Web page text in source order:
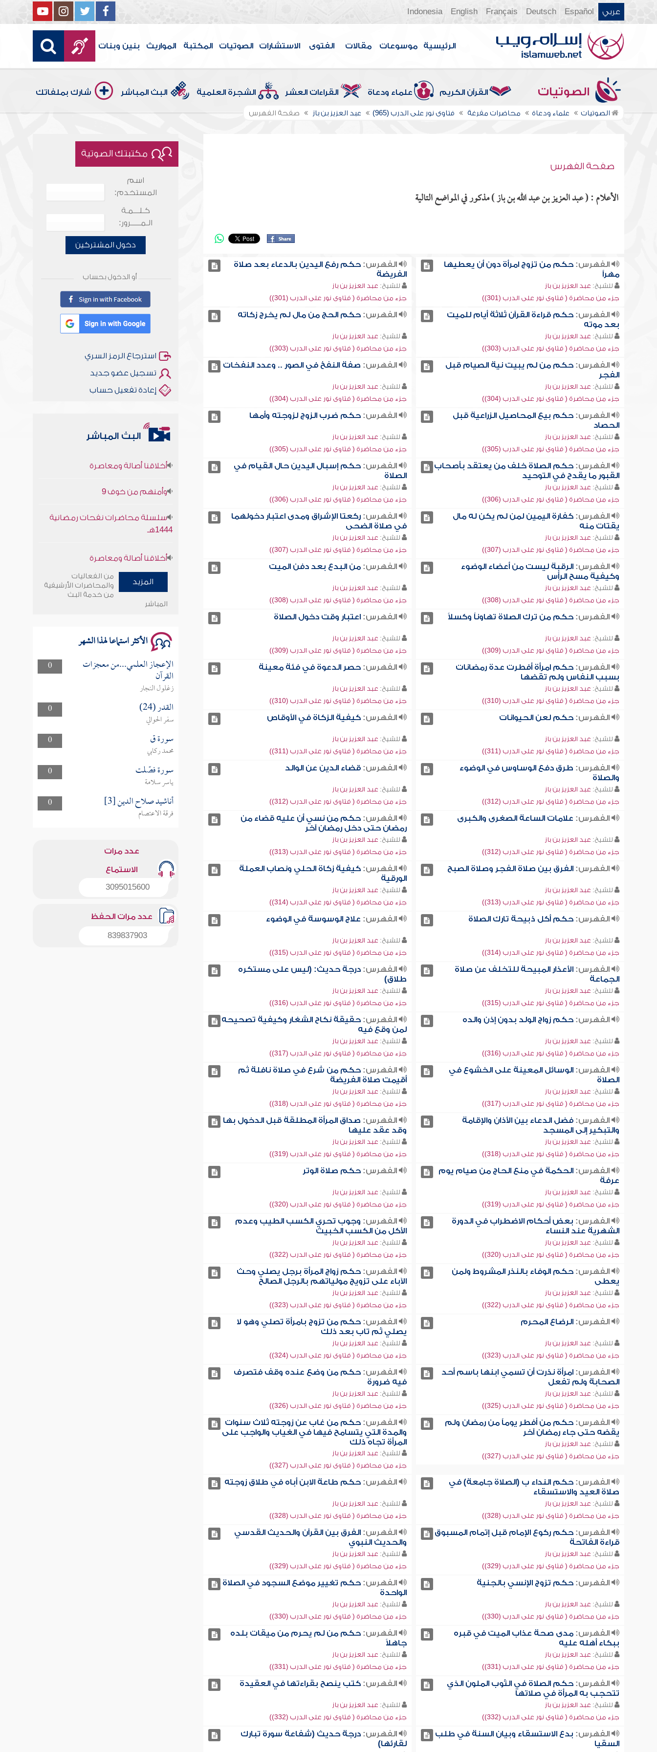
عربي Español
Deutsch
Français
English
Indonesia
الرئيسية موسوعات مقالات الفتوى الاستشارات الصوتيات المكتبة المواريث بنين وبنات
الصوتيات القرآن الكريم علماء ودعاة القراءات العشر الشجرة العلمية البث المباشر شارك بملفاتك
الصوتيات علماء ودعاة محاضرات مفرغة فتاوى نور على الدرب (965) عبد العزيز بن باز صفحة الفهرس
صفحة الفهرس
الأعلام : ( عبد العزيز بن عبد الله بن باز ) مذكور في المواضع التالية
الفهرس:حكم من تزوج امرأة دون أن يعطيها
مهراً
للشيخ: عبد العزيز بن باز
جزء من محاضرة ( فتاوى نور على الدرب (301))
الفهرس: حكم رفع اليدين بالدعاء بعد صلاة
الفريضة
للشيخ: عبد العزيز بن باز
جزء من محاضرة ( فتاوى نور على الدرب (301))
الفهرس:حكم قراءة القرآن ثلاثة أيام للميت
بعد موته
للشيخ: عبد العزيز بن باز
جزء من محاضرة ( فتاوى نور على الدرب (303))
الفهرس: حكم الحج من مال لم يخرج زكاته
للشيخ: عبد العزيز بن باز
جزء من محاضرة ( فتاوى نور على الدرب (303))
الفهرس:حكم من لم يبيت نية الصيام قبل
الفجر
للشيخ: عبد العزيز بن باز
جزء من محاضرة ( فتاوى نور على الدرب (304))
الفهرس: صفة النفخ في الصور .. وعدد النفخات
للشيخ: عبد العزيز بن باز
جزء من محاضرة ( فتاوى نور على الدرب (304))
الفهرس:حكم بيع المحاصيل الزراعية قبل
الحصاد
للشيخ: عبد العزيز بن باز
جزء من محاضرة ( فتاوى نور على الدرب (305))
الفهرس: حكم ضرب الزوج لزوجته وأمها
للشيخ: عبد العزيز بن باز
جزء من محاضرة ( فتاوى نور على الدرب (305))
الفهرس:حكم الصلاة خلف من يعتقد بأصحاب
القبور ما يقدح في التوحيد
للشيخ: عبد العزيز بن باز
جزء من محاضرة ( فتاوى نور على الدرب (306))
الفهرس: حكم إسبال اليدين حال القيام في
الصلاة
للشيخ: عبد العزيز بن باز
جزء من محاضرة ( فتاوى نور على الدرب (306))
الفهرس:كفارة اليمين لمن لم يكن له مال
يقتات منه
للشيخ: عبد العزيز بن باز
جزء من محاضرة ( فتاوى نور على الدرب (307))
الفهرس: ركعتا الإشراق ومدى اعتبار دخولهما
في صلاة الضحى
للشيخ: عبد العزيز بن باز
جزء من محاضرة ( فتاوى نور على الدرب (307))
الفهرس:الرقبة ليست من أعضاء الوضوء
وكيفية مسح الرأس
للشيخ: عبد العزيز بن باز
جزء من محاضرة ( فتاوى نور على الدرب (308))
الفهرس: من البدع بعد دفن الميت
للشيخ: عبد العزيز بن باز
جزء من محاضرة ( فتاوى نور على الدرب (308))
الفهرس:حكم من ترك الصلاة تهاوناً وكسلاً
للشيخ: عبد العزيز بن باز
جزء من محاضرة ( فتاوى نور على الدرب (309))
الفهرس: اعتبار وقت دخول الصلاة
للشيخ: عبد العزيز بن باز
جزء من محاضرة ( فتاوى نور على الدرب (309))
الفهرس:حكم امرأة أفطرت عدة رمضانات
بسبب النفاس ولم تقضها
للشيخ: عبد العزيز بن باز
جزء من محاضرة ( فتاوى نور على الدرب (310))
الفهرس: حصر الدعوة في فئة معينة
للشيخ: عبد العزيز بن باز
جزء من محاضرة ( فتاوى نور على الدرب (310))
الفهرس:حكم لعن الحيوانات
للشيخ: عبد العزيز بن باز
جزء من محاضرة ( فتاوى نور على الدرب (311))
الفهرس: كيفية الزكاة في الأوقاص
للشيخ: عبد العزيز بن باز
جزء من محاضرة ( فتاوى نور على الدرب (311))
الفهرس: طرق دفع الوساوس في الوضوء
والصلاة
للشيخ: عبد العزيز بن باز
جزء من محاضرة ( فتاوى نور على الدرب (312))
الفهرس: قضاء الدين عن الوالد
للشيخ: عبد العزيز بن باز
جزء من محاضرة ( فتاوى نور على الدرب (312))
الفهرس: علامات الساعة الصغرى والكبرى
للشيخ: عبد العزيز بن باز
جزء من محاضرة ( فتاوى نور على الدرب (312))
الفهرس: حكم من نسي أن عليه قضاء من
رمضان حتى دخل رمضان آخر
للشيخ: عبد العزيز بن باز
جزء من محاضرة ( فتاوى نور على الدرب (313))
الفهرس:الفرق بين صلاة الفجر وصلاة الصبح
للشيخ: عبد العزيز بن باز
جزء من محاضرة ( فتاوى نور على الدرب (313))
الفهرس: كيفية زكاة الحلي ونصاب العملة
الورقية
للشيخ: عبد العزيز بن باز
جزء من محاضرة ( فتاوى نور على الدرب (314))
الفهرس:حكم أكل ذبيحة تارك الصلاة
للشيخ: عبد العزيز بن باز
جزء من محاضرة ( فتاوى نور على الدرب (314))
الفهرس: علاج الوسوسة في الوضوء
للشيخ: عبد العزيز بن باز
جزء من محاضرة ( فتاوى نور على الدرب (315))
الفهرس:الأعذار المبيحة للتخلف عن صلاة
الجماعة
للشيخ: عبد العزيز بن باز
جزء من محاضرة ( فتاوى نور على الدرب (315))
الفهرس: درجة حديث: (ليس على مستكره
طلاق)
للشيخ: عبد العزيز بن باز
جزء من محاضرة ( فتاوى نور على الدرب (316))
الفهرس:حكم زواج الولد بدون إذن والده
للشيخ: عبد العزيز بن باز
جزء من محاضرة ( فتاوى نور على الدرب (316))
الفهرس: حقيقة نكاح الشغار وكيفية تصحيحه
لمن وقع فيه
للشيخ: عبد العزيز بن باز
جزء من محاضرة ( فتاوى نور على الدرب (317))
الفهرس:الوسائل المعينة على الخشوع في
الصلاة
للشيخ: عبد العزيز بن باز
جزء من محاضرة ( فتاوى نور على الدرب (317))
الفهرس: حكم من شرع في صلاة نافلة ثم
أقيمت صلاة الفريضة
للشيخ: عبد العزيز بن باز
جزء من محاضرة ( فتاوى نور على الدرب (318))
الفهرس:فضل الدعاء بين الأذان والإقامة
والتبكير إلى المسجد
للشيخ: عبد العزيز بن باز
جزء من محاضرة ( فتاوى نور على الدرب (318))
الفهرس: صداق المرأة المطلقة قبل الدخول بها
وقد عقد عليها
للشيخ: عبد العزيز بن باز
جزء من محاضرة ( فتاوى نور على الدرب (319))
الفهرس:الحكمة في منع الحاج من صيام يوم
عرفة
للشيخ: عبد العزيز بن باز
جزء من محاضرة ( فتاوى نور على الدرب (319))
الفهرس: حكم صلاة الوتر
للشيخ: عبد العزيز بن باز
جزء من محاضرة ( فتاوى نور على الدرب (320))
الفهرس: بعض أحكام الاضطراب في الدورة
الشهرية عند النساء
للشيخ: عبد العزيز بن باز
جزء من محاضرة ( فتاوى نور على الدرب (320))
الفهرس: وجوب تحري الكسب الطيب وعدم
الأكل من الكسب الخبيث
للشيخ: عبد العزيز بن باز
جزء من محاضرة ( فتاوى نور على الدرب (322))
الفهرس:حكم الوفاء بالنذر المشروط ولمن
يعطى
للشيخ: عبد العزيز بن باز
جزء من محاضرة ( فتاوى نور على الدرب (322))
الفهرس: حكم زواج المرأة برجل يصلي وحث
الآباء على تزويج مولياتهم بالرجل الصالح
للشيخ: عبد العزيز بن باز
جزء من محاضرة ( فتاوى نور على الدرب (323))
الفهرس:الرضاع المحرم
للشيخ: عبد العزيز بن باز
جزء من محاضرة ( فتاوى نور على الدرب (323))
الفهرس: حكم من تزوج بامرأة تصلي وهو لا
يصلي ثم تاب بعد ذلك
للشيخ: عبد العزيز بن باز
جزء من محاضرة ( فتاوى نور على الدرب (324))
الفهرس:امرأة نذرت أن تسمي ابنها باسم أحد
الصحابة ولم تفعل
للشيخ: عبد العزيز بن باز
جزء من محاضرة ( فتاوى نور على الدرب (325))
الفهرس: حكم من وضع عنده وقف فتصرف
فيه ضرورة
للشيخ: عبد العزيز بن باز
جزء من محاضرة ( فتاوى نور على الدرب (326))
الفهرس:حكم من أفطر يوماً من رمضان ولم
يقضه حتى جاء رمضان آخر
للشيخ: عبد العزيز بن باز
جزء من محاضرة ( فتاوى نور على الدرب (327))
الفهرس: حكم من غاب عن زوجته ثلاث سنوات
والمدة التي يتسامح فيها في الغياب والواجب على
المرأة تجاه ذلك
للشيخ: عبد العزيز بن باز
جزء من محاضرة ( فتاوى نور على الدرب (327))
الفهرس:حكم النداء ب (الصلاة جامعة) في
صلاة العيد والاستسقاء
للشيخ: عبد العزيز بن باز
جزء من محاضرة ( فتاوى نور على الدرب (328))
الفهرس: حكم طاعة الابن أباه في طلاق زوجته
للشيخ: عبد العزيز بن باز
جزء من محاضرة ( فتاوى نور على الدرب (328))
الفهرس:حكم ركوع الإمام قبل إتمام المسبوق
قراءة الفاتحة
للشيخ: عبد العزيز بن باز
جزء من محاضرة ( فتاوى نور على الدرب (329))
الفهرس: الفرق بين القرآن والحديث القدسي
والحديث النبوي
للشيخ: عبد العزيز بن باز
جزء من محاضرة ( فتاوى نور على الدرب (329))
الفهرس:حكم تزوج الإنسي بالجنية
للشيخ: عبد العزيز بن باز
جزء من محاضرة ( فتاوى نور على الدرب (330))
الفهرس: حكم تغيير موضع السجود في الصلاة
الواحدة
للشيخ: عبد العزيز بن باز
جزء من محاضرة ( فتاوى نور على الدرب (330))
الفهرس:مدى صحة عذاب الميت في قبره
ببكاء أهله عليه
للشيخ: عبد العزيز بن باز
جزء من محاضرة ( فتاوى نور على الدرب (331))
الفهرس: حكم من لم يحرم من ميقات بلده
جاهلاً
للشيخ: عبد العزيز بن باز
جزء من محاضرة ( فتاوى نور على الدرب (331))
الفهرس:حكم الصلاة في الثوب الملون الذي
تتحجب به المرأة في صلاتها
للشيخ: عبد العزيز بن باز
جزء من محاضرة ( فتاوى نور على الدرب (332))
الفهرس: كتب ينصح بقراءتها في العقيدة
للشيخ: عبد العزيز بن باز
جزء من محاضرة ( فتاوى نور على الدرب (332))
الفهرس: بدع الاستسقاء وبيان السنة في طلب
السقيا
الفهرس: درجة حديث (شفاعة سورة تبارك
لقارئها)
مكتبتك الصوتية
اسم
المستخدم:
كـلـــمـة
الـمـــــرور:
دخول المشتركين
أو الدخول بحساب
استرجاع الرمز السري
تسجيل عضو جديد
إعادة تفعيل حساب
البث المباشر
1444هـ
سلسلة محاضرات نفحات رمضانية
1444هـ
المزيد
من الفعاليات
والمحاضرات الأرشيفية
من خدمة البث
المباشر
الأكثر استماعا لهذا الشهر
0 الإعجاز العلمي...من معجزات
القرآن
زغلول النجار
0
القدر (24)
سفر الحوالي
0
سورة ق
محمد ركابي
0
سورة فصّلت
ياسر سلامة
0
أناشيد صلاح الدين [3]
فرقة الاعتصام
عدد مرات
الاستماع
3095015600
عدد مرات الحفظ
839837903